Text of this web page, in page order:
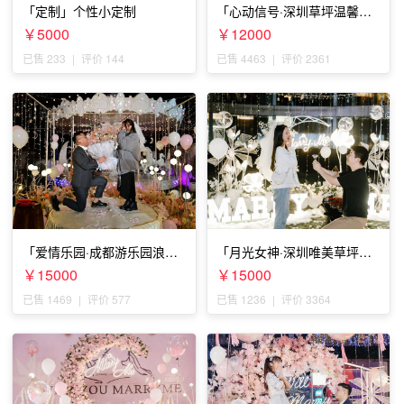
「定制」个性小定制
￥5000
已售 233 | 评价 144
「心动信号·深圳草坪温馨求
婚」
￥12000
已售 4463 | 评价 2361
「爱情乐园·成都游乐园浪漫
求婚」
￥15000
已售 1469 | 评价 577
「月光女神·深圳唯美草坪浪
漫求婚」
￥15000
已售 1236 | 评价 3364